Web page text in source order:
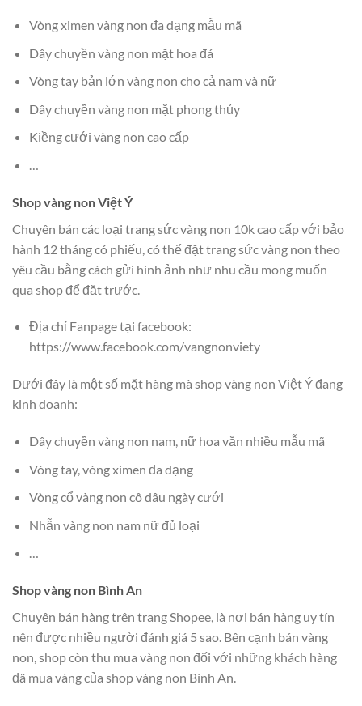
Vòng ximen vàng non đa dạng mẫu mã
Dây chuyền vàng non mặt hoa đá
Vòng tay bản lớn vàng non cho cả nam và nữ
Dây chuyền vàng non mặt phong thủy
Kiềng cưới vàng non cao cấp
…
Shop vàng non Việt Ý
Chuyên bán các loại trang sức vàng non 10k cao cấp với bảo
hành 12 tháng có phiếu, có thể đặt trang sức vàng non theo
yêu cầu bằng cách gửi hình ảnh như nhu cầu mong muốn
qua shop để đặt trước.
Địa chỉ Fanpage tại facebook:
https://www.facebook.com/vangnonviety
Dưới đây là một số mặt hàng mà shop vàng non Việt Ý đang
kinh doanh:
Dây chuyền vàng non nam, nữ hoa văn nhiều mẫu mã
Vòng tay, vòng ximen đa dạng
Vòng cổ vàng non cô dâu ngày cưới
Nhẫn vàng non nam nữ đủ loại
…
Shop vàng non Bình An
Chuyên bán hàng trên trang Shopee, là nơi bán hàng uy tín
nên được nhiều người đánh giá 5 sao. Bên cạnh bán vàng
non, shop còn thu mua vàng non đối với những khách hàng
đã mua vàng của shop vàng non Bình An.